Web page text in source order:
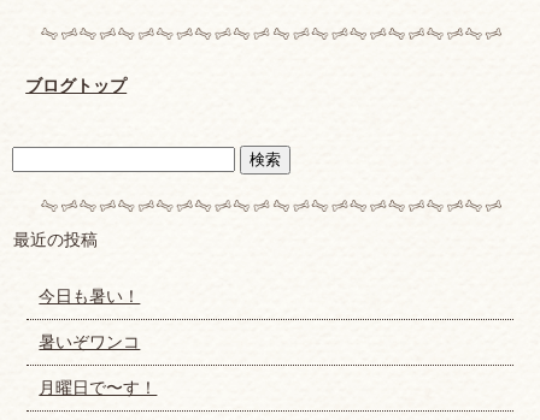
ブログトップ
最近の投稿
今日も暑い！
暑いぞワンコ
月曜日で〜す！